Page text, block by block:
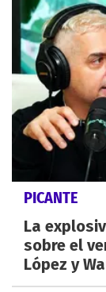
PICANTE
La
sobre el
López y